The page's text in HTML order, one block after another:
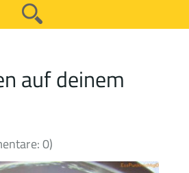
auf deinem
0)